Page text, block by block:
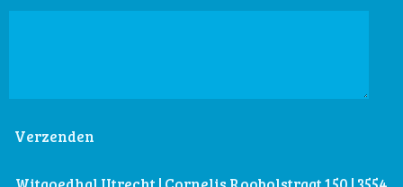
Verzenden